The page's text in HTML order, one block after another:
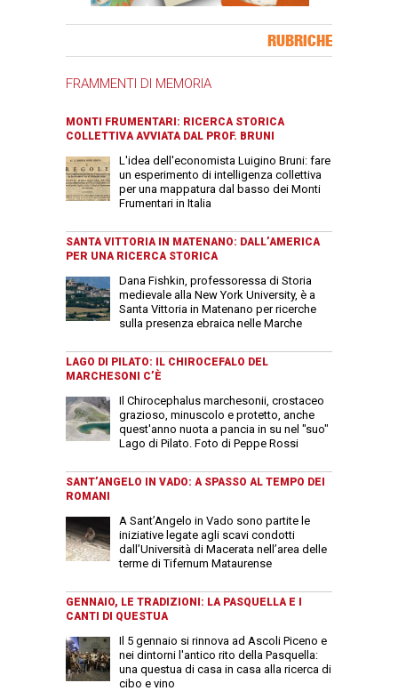
RUBRICHE
FRAMMENTI DI MEMORIA
MONTI FRUMENTARI: RICERCA STORICA
COLLETTIVA AVVIATA DAL PROF. BRUNI
L'idea dell'economista Luigino Bruni: fare
un esperimento di intelligenza collettiva
per una mappatura dal basso dei Monti
Frumentari in Italia
SANTA VITTORIA IN MATENANO: DALL’AMERICA
PER UNA RICERCA STORICA
Dana Fishkin, professoressa di Storia
medievale alla New York University, è a
Santa Vittoria in Matenano per ricerche
sulla presenza ebraica nelle Marche
LAGO DI PILATO: IL CHIROCEFALO DEL
MARCHESONI C’È
Il Chirocephalus marchesonii, crostaceo
grazioso, minuscolo e protetto, anche
quest'anno nuota a pancia in su nel "suo"
Lago di Pilato. Foto di Peppe Rossi
SANT’ANGELO IN VADO: A SPASSO AL TEMPO DEI
ROMANI
A Sant’Angelo in Vado sono partite le
iniziative legate agli scavi condotti
dall’Università di Macerata nell’area delle
terme di Tifernum Mataurense
GENNAIO, LE TRADIZIONI: LA PASQUELLA E I
CANTI DI QUESTUA
Il 5 gennaio si rinnova ad Ascoli Piceno e
nei dintorni l'antico rito della Pasquella:
una questua di casa in casa alla ricerca di
cibo e vino